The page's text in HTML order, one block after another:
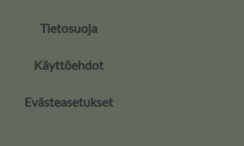
Tietosuoja
Käyttöehdot
Evästeasetukset